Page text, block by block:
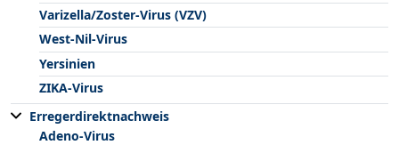
Varizella/Zoster-Virus (VZV)
West-Nil-Virus
Yersinien
ZIKA-Virus
Erregerdirektnachweis
Adeno-Virus